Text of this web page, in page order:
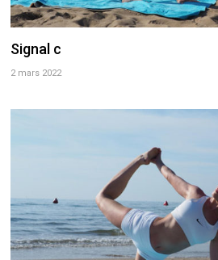
Signal c
2 mars 2022